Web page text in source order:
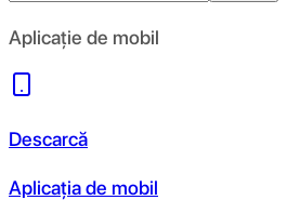
Aplicație de mobil
Descarcă
Aplicația de mobil